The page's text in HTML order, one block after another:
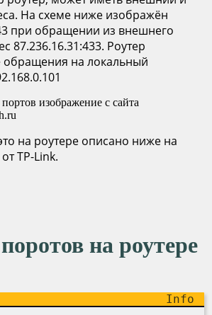
На схеме ниже изображён
при обращении из внешнего
87.236.16.31:433. Роутер
обращения на локальный
на роутере описано ниже на
TP-Link.
на роутере